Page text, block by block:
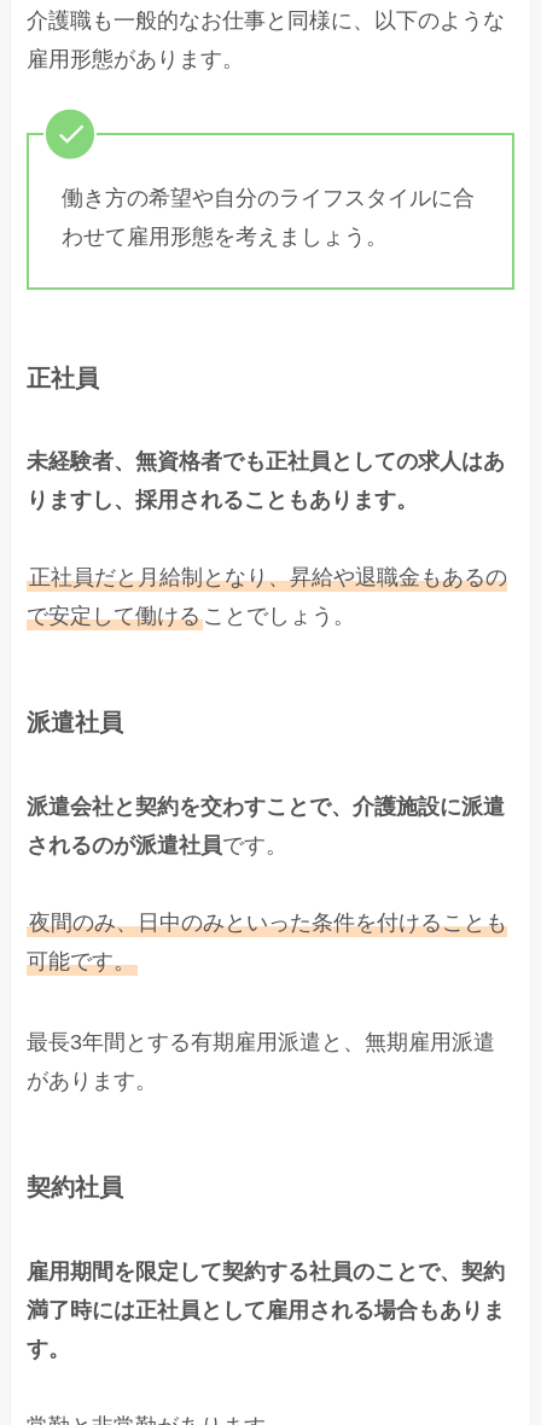
介護職も一般的なお仕事と同様に、以下のような
雇用形態があります。
働き方の希望や自分のライフスタイルに合
わせて雇用形態を考えましょう。
正社員
未経験者、無資格者でも正社員としての求人はあ
りますし、採用されることもあります。
正社員だと月給制となり、昇給や退職金もあるの
で安定して働けることでしょう。
派遣社員
派遣会社と契約を交わすことで、介護施設に派遣
されるのが派遣社員です。
夜間のみ、日中のみといった条件を付けることも
可能です。
最長3年間とする有期雇用派遣と、無期雇用派遣
があります。
契約社員
雇用期間を限定して契約する社員のことで、契約
満了時には正社員として雇用される場合もありま
す。